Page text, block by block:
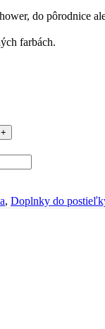
do pôrodnice
farbách.
, Doplnky do